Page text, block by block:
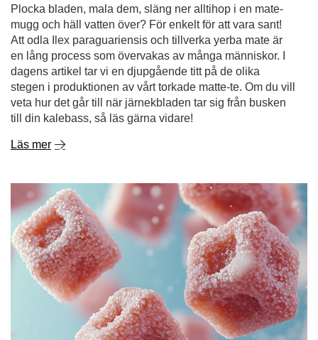
veta hur det går till när järnekbladen tar sig från busken
till din kalebass, så läs gärna vidare!
Läs mer
Mate dulce - söt yerba mate. Med vad och hur ska
Yerba mate förknippas traditionellt med en intensiv, bitter